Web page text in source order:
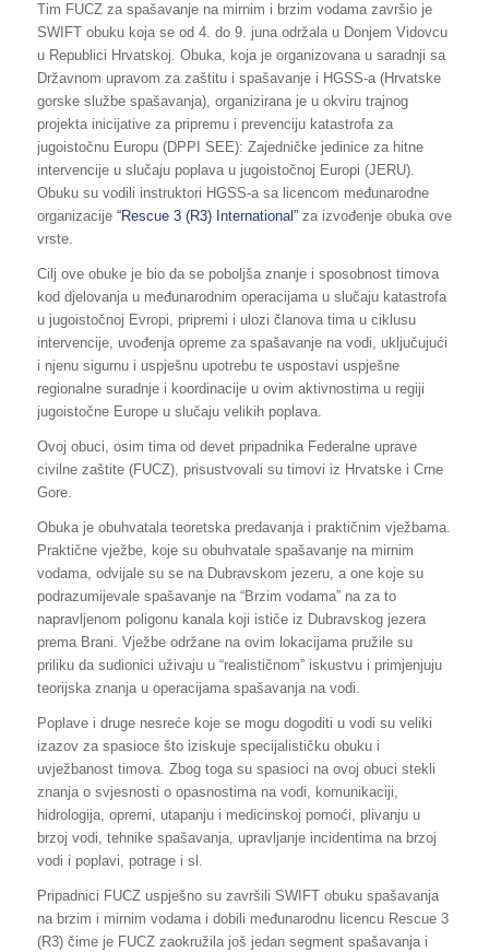
Tim FUCZ za spašavanje na mirnim i brzim vodama završio je
SWIFT obuku koja se od 4. do 9. juna održala u Donjem Vidovcu
u Republici Hrvatskoj. Obuka, koja je organizovana u saradnji sa
Državnom upravom za zaštitu i spašavanje i HGSS-a (Hrvatske
gorske službe spašavanja), organizirana je u okviru trajnog
projekta inicijative za pripremu i prevenciju katastrofa za
jugoistočnu Europu (DPPI SEE): Zajedničke jedinice za hitne
intervencije u slučaju poplava u jugoistočnoj Europi (JERU).
Obuku su vodili instruktori HGSS-a sa licencom međunarodne
organizacije “Rescue 3 (R3) International”za izvođenje obuka ove
vrste.
Cilj ove obuke je bio da se poboljša znanje i sposobnost timova
kod djelovanja u međunarodnim operacijama u slučaju katastrofa
u jugoistočnoj Evropi, pripremi i ulozi članova tima u ciklusu
intervencije, uvođenja opreme za spašavanje na vodi, uključujući
i njenu sigurnu i uspješnu upotrebu te uspostavi uspješne
regionalne suradnje i koordinacije u ovim aktivnostima u regiji
jugoistočne Europe u slučaju velikih poplava.
Ovoj obuci, osim tima od devet pripadnika Federalne uprave
civilne zaštite (FUCZ), prisustvovali su timovi iz Hrvatske i Crne
Gore.
Obuka je obuhvatala teoretska predavanja i praktičnim vježbama.
Praktične vježbe, koje su obuhvatale spašavanje na mirnim
vodama, odvijale su se na Dubravskom jezeru, a one koje su
podrazumijevale spašavanje na “Brzim vodama” na za to
napravljenom poligonu kanala koji ističe iz Dubravskog jezera
prema Brani. Vježbe održane na ovim lokacijama pružile su
priliku da sudionici uživaju u “realističnomˮ iskustvu i primjenjuju
teorijska znanja u operacijama spašavanja na vodi.
Poplave i druge nesreće koje se mogu dogoditi u vodi su veliki
izazov za spasioce što iziskuje specijalističku obuku i
uvježbanost timova. Zbog toga su spasioci na ovoj obuci stekli
znanja o svjesnosti o opasnostima na vodi, komunikaciji,
hidrologija, opremi, utapanju i medicinskoj pomoći, plivanju u
brzoj vodi, tehnike spašavanja, upravljanje incidentima na brzoj
vodi i poplavi, potrage i sl.
Pripadnici FUCZ uspješno su završili SWIFT obuku spašavanja
na brzim i mirnim vodama i dobili međunarodnu licencu Rescue 3
(R3) čime je FUCZ zaokružila još jedan segment spašavanja i